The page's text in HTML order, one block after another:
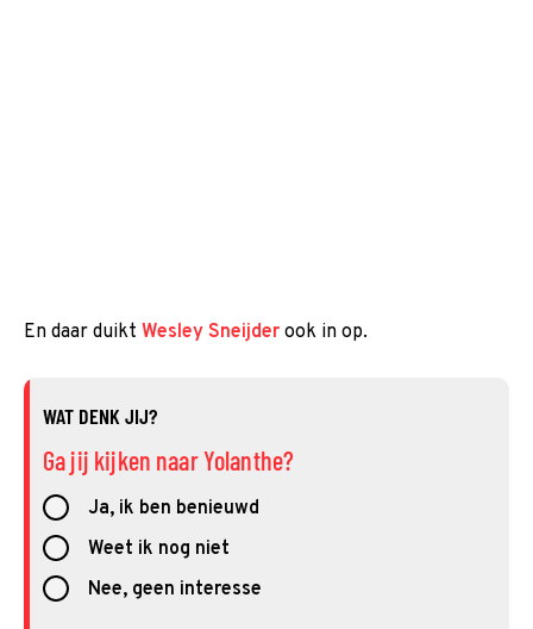
En daar duikt Wesley Sneijder ook in op.
WAT DENK JIJ?
Ga jij kijken naar Yolanthe?
Ja, ik ben benieuwd
Weet ik nog niet
Nee, geen interesse